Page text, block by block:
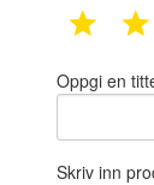
1 star
Oppgi en
Skriv inn